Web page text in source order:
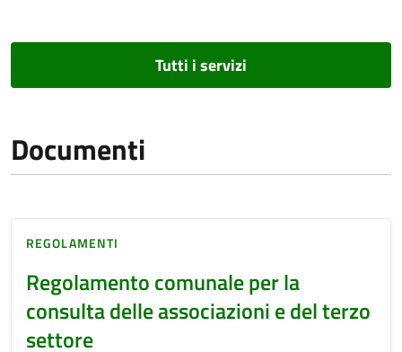
Tutti i servizi
Documenti
REGOLAMENTI
Regolamento comunale per la
consulta delle associazioni e del terzo
settore